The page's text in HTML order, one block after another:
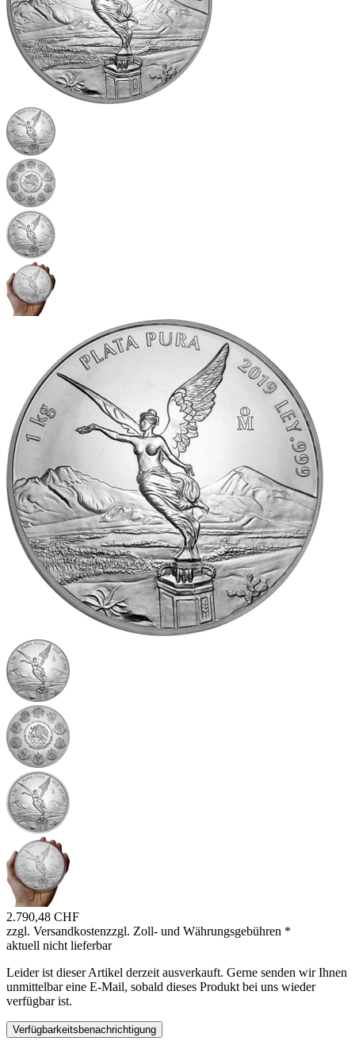
2.790,48 CHF
zzgl. Versandkostenzzgl. Zoll- und Währungsgebühren *
aktuell nicht lieferbar
Leider ist dieser Artikel derzeit ausverkauft. Gerne senden wir Ihnen
unmittelbar eine E-Mail, sobald dieses Produkt bei uns wieder
verfügbar ist.
Verfügbarkeitsbenachrichtigung